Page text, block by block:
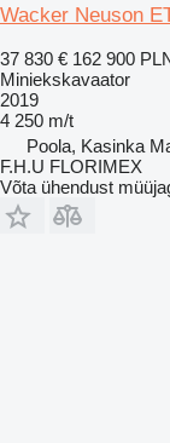
Wacker Neuson
37 830 € 162 900
Miniekskavaator
2019
4 250 m/t
Poola, Kasinka
F.H.U FLORIMEX
Võta ühendust